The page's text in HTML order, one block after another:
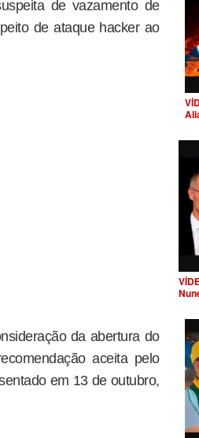
de vazamento de
de ataque hacker ao
da abertura do
aceita pelo
em 13 de outubro,